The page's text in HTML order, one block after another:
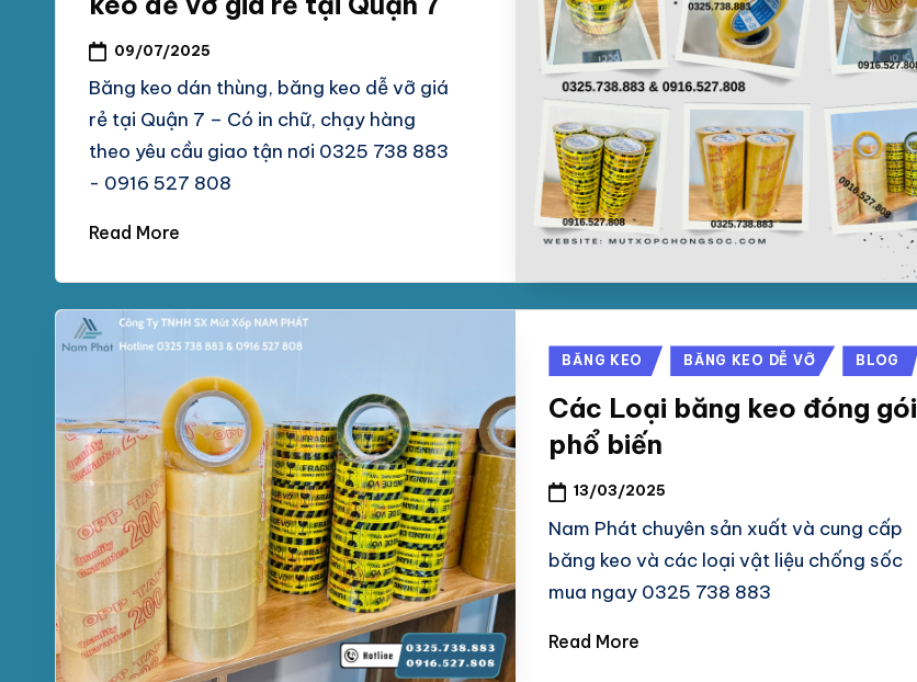
TpHCM,
Bình
Dương
09/07/2025
Băng keo dán thùng, băng keo dễ vỡ giá
rẻ tại Quận 7 – Có in chữ, chạy hàng
theo yêu cầu giao tận nơi 0325 738 883
- 0916 527 808
Read More
Posted
BĂNG KEO BĂNG KEO DỄ VỠ BLOG
Các Loại băng keo đóng gói
phổ biến
13/03/2025
Nam Phát chuyên sản xuất và cung cấp
băng keo và các loại vật liệu chống sốc
mua ngay 0325 738 883
Read More